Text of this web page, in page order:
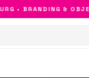
• BRANDING &